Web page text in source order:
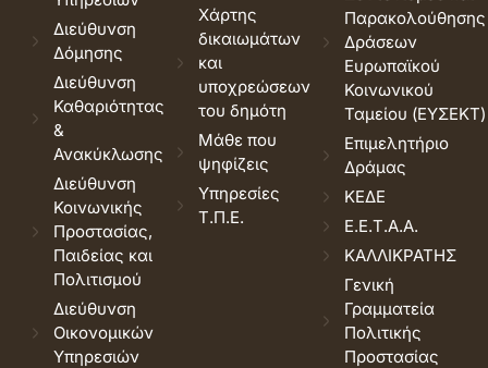
Διεύθυνση
Δόμησης
Διεύθυνση
Καθαριότητας
&
Ανακύκλωσης
Διεύθυνση
Κοινωνικής
Προστασίας,
Παιδείας και
Πολιτισμού
Διεύθυνση
Οικονομικών
Υπηρεσιών
Χάρτης
δικαιωμάτων
και
υποχρεώσεων
του δημότη
Μάθε που
ψηφίζεις
Υπηρεσίες
Τ.Π.Ε.
Παρακολούθησης
Δράσεων
Ευρωπαϊκού
Κοινωνικού
Ταμείου (ΕΥΣΕΚΤ)
Επιμελητήριο
Δράμας
ΚΕΔΕ
Ε.Ε.Τ.Α.Α.
ΚΑΛΛΙΚΡΑΤΗΣ
Γενική
Γραμματεία
Πολιτικής
Προστασίας